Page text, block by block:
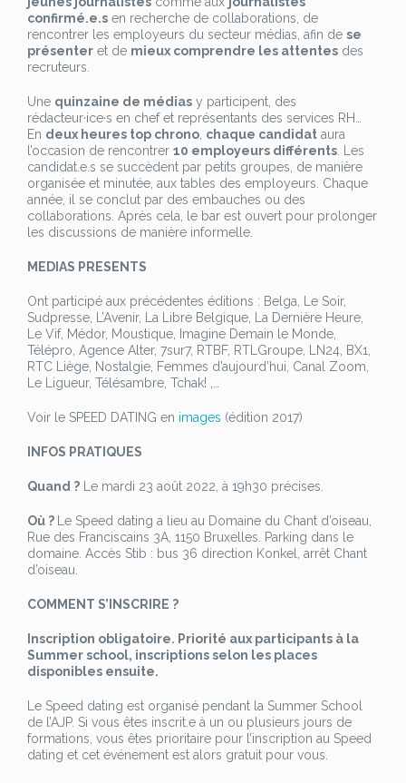
confirmé.e.s en recherche de collaborations, de
rencontrer les employeurs du secteur médias, afin de se
présenter et de mieux comprendre les attentes des
recruteurs.
Une quinzaine de médias y participent, des
rédacteur·ice·s en chef et représentants des services RH…
En deux heures top chrono chaque candidat aura
l’occasion de rencontrer 10 employeurs différents . Les
candidat.e.s se succèdent par petits groupes, de manière
organisée et minutée, aux tables des employeurs. Chaque
année, il se conclut par des embauches ou des
collaborations. Après cela, le bar est ouvert pour prolonger
les discussions de manière informelle.
MEDIAS PRESENTS
Ont participé aux précédentes éditions : Belga, Le Soir,
Sudpresse, L’Avenir, La Libre Belgique, La Dernière Heure,
Le Vif, Médor, Moustique, Imagine Demain le Monde,
Télépro, Agence Alter, 7sur7, RTBF, RTLGroupe, LN24, BX1,
RTC Liège, Nostalgie, Femmes d’aujourd’hui, Canal Zoom,
Le Ligueur, Télésambre, Tchak! ,…
Voir le SPEED DATING en images (édition 2017)
INFOS PRATIQUES
Quand ? Le mardi 23 août 2022, à 19h30 précises.
Où ?
Le Speed dating a lieu au Domaine du Chant d’oiseau,
Rue des Franciscains 3A, 1150 Bruxelles. Parking dans le
domaine. Accès Stib : bus 36 direction Konkel, arrêt Chant
d’oiseau.
COMMENT S’INSCRIRE ?
Inscription obligatoire. Priorité aux participants à la
Summer school, inscriptions selon les places
disponibles ensuite.
Le Speed dating est organisé pendant la Summer School
de l’AJP. Si vous êtes inscrit.e à un ou plusieurs jours de
formations, vous êtes prioritaire pour l’inscription au Speed
dating et cet événement est alors gratuit pour vous.